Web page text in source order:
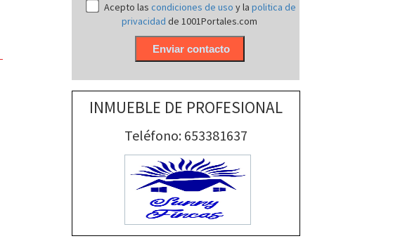
Acepto lascondiciones de usoy lapolitica de
privacidadde 1001Portales.com
INMUEBLE DE PROFESIONAL
Teléfono: 653381637